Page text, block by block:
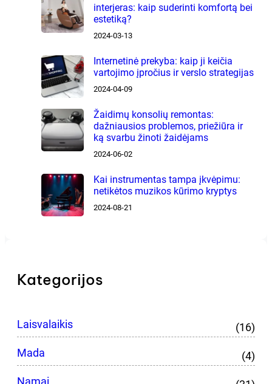
interjeras: kaip suderinti komfortą bei
estetiką?
2024-03-13
Internetinė prekyba: kaip ji keičia
vartojimo įpročius ir verslo strategijas
2024-04-09
Žaidimų konsolių remontas:
dažniausios problemos, priežiūra ir
ką svarbu žinoti žaidėjams
2024-06-02
Kai instrumentas tampa įkvėpimu:
netikėtos muzikos kūrimo kryptys
2024-08-21
Kategorijos
Laisvalaikis
(16)
Mada
(4)